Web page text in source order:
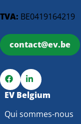
TVA: BE0419164219
contact@ev.be
Go
Facebook
Go
LinkedIn
EV Belgium
Qui sommes-nous